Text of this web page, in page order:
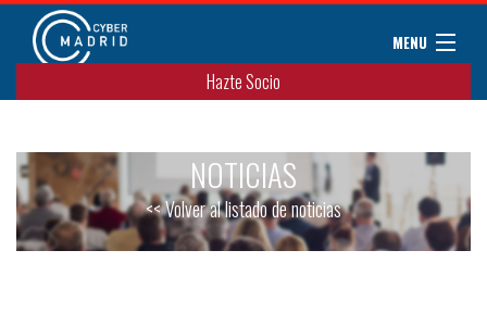
MENU
Sobre CyberMadrid
Noticias
Convenios
Miembros
Hazte Socio
NOTICIAS
<< Volver al listado de noticias